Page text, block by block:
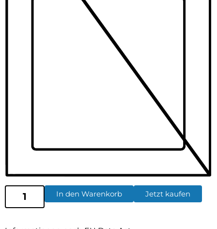
In den Warenkorb Jetzt kaufen